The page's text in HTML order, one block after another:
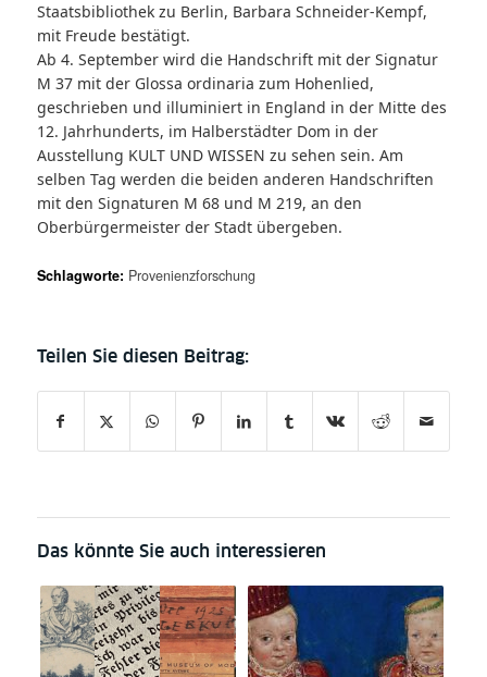
Staatsbibliothek zu Berlin, Barbara Schneider-Kempf,
mit Freude bestätigt.
Ab 4. September wird die Handschrift mit der Signatur
M 37 mit der Glossa ordinaria zum Hohenlied,
geschrieben und illuminiert in England in der Mitte des
12. Jahrhunderts, im Halberstädter Dom in der
Ausstellung KULT UND WISSEN zu sehen sein. Am
selben Tag werden die beiden anderen Handschriften
mit den Signaturen M 68 und M 219, an den
Oberbürgermeister der Stadt übergeben.
Schlagworte: Provenienzforschung
Das könnte Sie auch interessieren